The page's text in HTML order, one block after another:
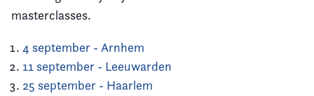
masterclasses.
4 september - Arnhem
11 september - Leeuwarden
25 september - Haarlem